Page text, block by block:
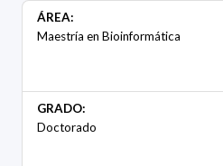
ÁREA:
Maestría en Bioinformática
GRADO:
Doctorado